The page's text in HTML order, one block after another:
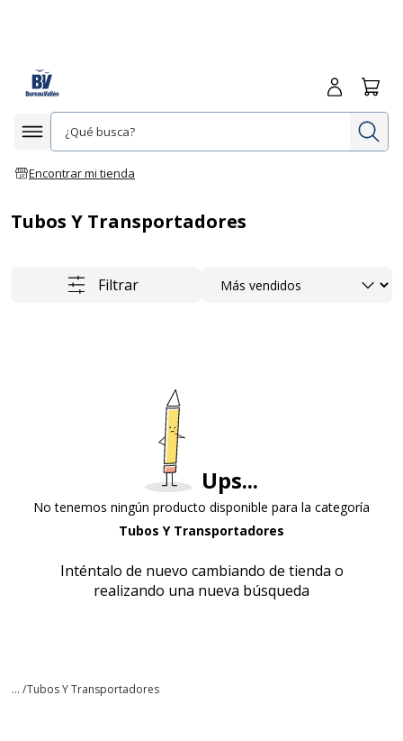
Afficher la navigation
Encontrar mi tienda
Iniciar
Tubos Y Transportadores
Filtrar Ordenar
Ups...
No tenemos ningún producto disponible para la categoría
Tubos Y Transportadores
Inténtalo de nuevo cambiando de tienda o
realizando una nueva búsqueda
... /Tubos Y Transportadores